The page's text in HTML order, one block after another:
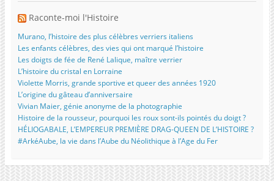
Raconte-moi l'Histoire
Murano, l’histoire des plus célèbres verriers italiens
Les enfants célèbres, des vies qui ont marqué l’histoire
Les doigts de fée de René Lalique, maître verrier
L’histoire du cristal en Lorraine
Violette Morris, grande sportive et queer des années 1920
L’origine du gâteau d’anniversaire
Vivian Maier, génie anonyme de la photographie
Histoire de la rousseur, pourquoi les roux sont-ils pointés du doigt ?
HÉLIOGABALE, L’EMPEREUR PREMIÈRE DRAG-QUEEN DE L’HISTOIRE ?
#ArkéAube, la vie dans l’Aube du Néolithique à l’Age du Fer